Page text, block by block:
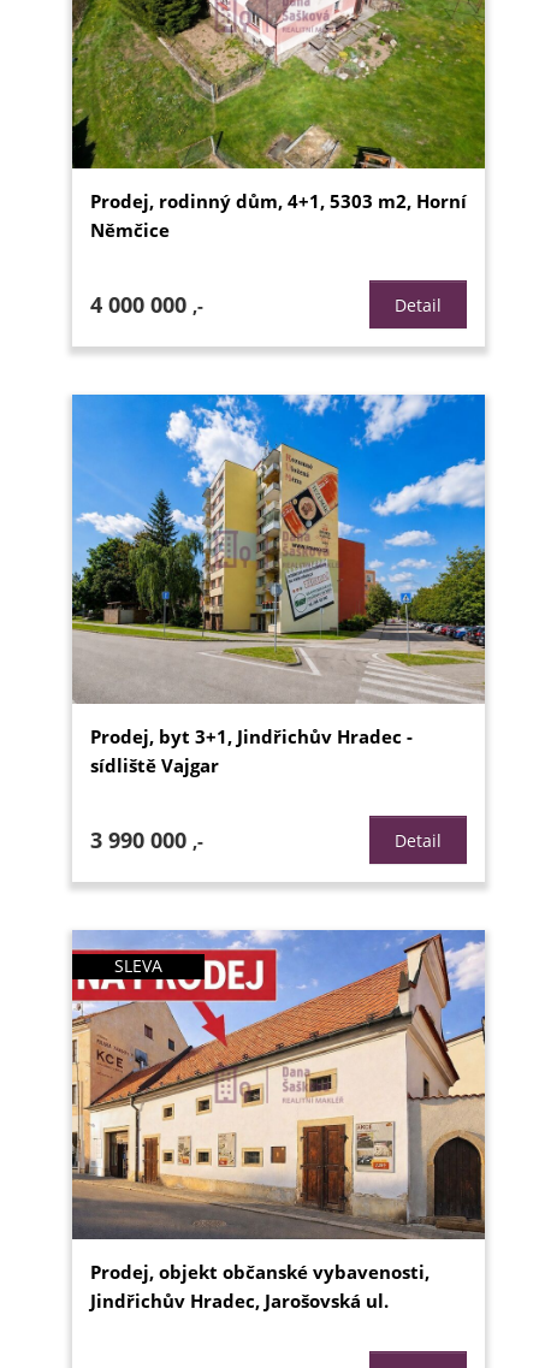
Prodej, rodinný dům, 4+1, 5303 m2, Horní
Němčice
4 000 000 ,- Detail
Prodej, byt 3+1, Jindřichův Hradec -
sídliště Vajgar
3 990 000 ,- Detail
SLEVA
Prodej, objekt občanské vybavenosti,
Jindřichův Hradec, Jarošovská ul.